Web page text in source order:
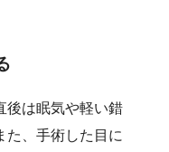
後は眠気や軽い錯
た、手術した目に